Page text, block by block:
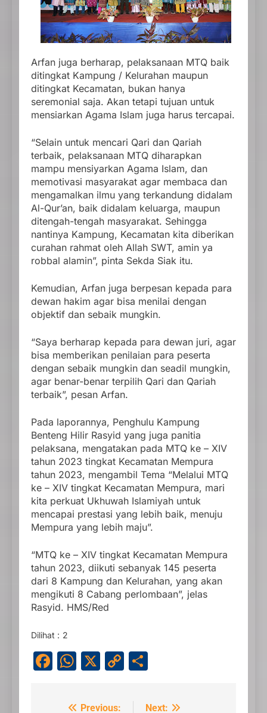
Arfan juga berharap, pelaksanaan MTQ baik
ditingkat Kampung / Kelurahan maupun
ditingkat Kecamatan, bukan hanya
seremonial saja. Akan tetapi tujuan untuk
mensiarkan Agama Islam juga harus tercapai.
“Selain untuk mencari Qari dan Qariah
terbaik, pelaksanaan MTQ diharapkan
mampu mensiyarkan Agama Islam, dan
memotivasi masyarakat agar membaca dan
mengamalkan ilmu yang terkandung didalam
Al-Qur’an, baik didalam keluarga, maupun
ditengah-tengah masyarakat. Sehingga
nantinya Kampung, Kecamatan kita diberikan
curahan rahmat oleh Allah SWT, amin ya
robbal alamin”, pinta Sekda Siak itu.
Kemudian, Arfan juga berpesan kepada para
dewan hakim agar bisa menilai dengan
objektif dan sebaik mungkin.
“Saya berharap kepada para dewan juri, agar
bisa memberikan penilaian para peserta
dengan sebaik mungkin dan seadil mungkin,
agar benar-benar terpilih Qari dan Qariah
terbaik”, pesan Arfan.
Pada laporannya, Penghulu Kampung
Benteng Hilir Rasyid yang juga panitia
pelaksana, mengatakan pada MTQ ke – XIV
tahun 2023 tingkat Kecamatan Mempura
tahun 2023, mengambil Tema “Melalui MTQ
ke – XIV tingkat Kecamatan Mempura, mari
kita perkuat Ukhuwah Islamiyah untuk
mencapai prestasi yang lebih baik, menuju
Mempura yang lebih maju”.
“MTQ ke – XIV tingkat Kecamatan Mempura
tahun 2023, diikuti sebanyak 145 peserta
dari 8 Kampung dan Kelurahan, yang akan
mengikuti 8 Cabang perlombaan”, jelas
Rasyid. HMS/Red
Dilihat : 2
Facebook
WhatsApp
X
Copy
Previous: Next: